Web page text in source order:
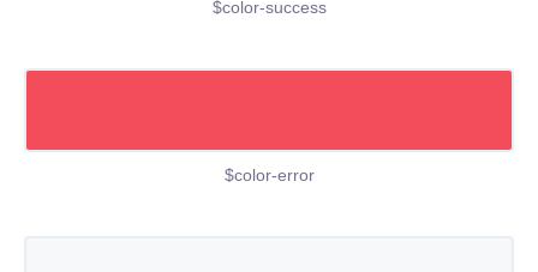
$color-success
$color-error